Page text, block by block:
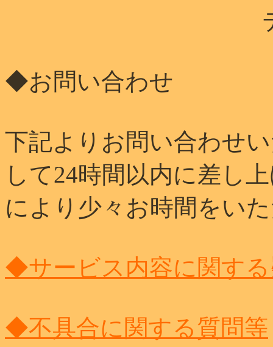
◆お問い合わせ
下記よりお問い合わせ
して24時間以内に差し
により少々お時間をい
◆サービス内容に関す
◆不具合に関する質問等